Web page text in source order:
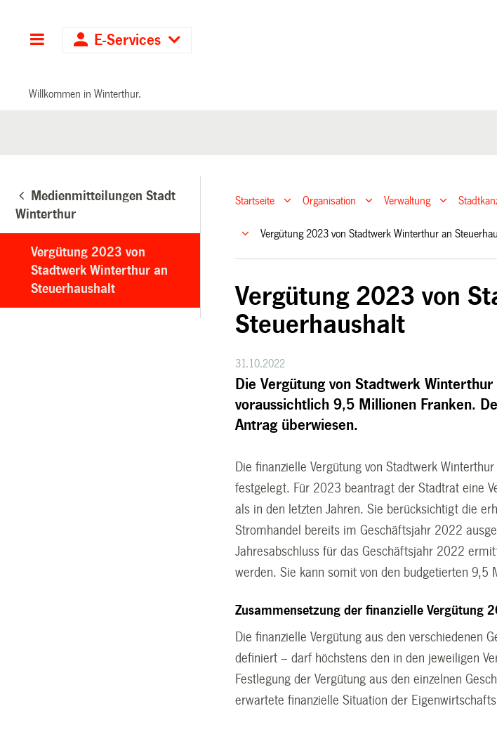
Hauptnavigation
E-Services
Willkommen in Winterthur.
Medienmitteilungen Stadt
Winterthur
Vergütung 2023 von
Stadtwerk Winterthur an
Steuerhaushalt
Startseite Organisation Verwaltung
Vergütung 2023 von Stadtwerk Winterthur an
Vergütung 2023 von
Steuerhaushalt
31.10.2022
Die Vergütung von Stadtwerk
voraussichtlich 9,5 Millionen Franken.
Antrag überwiesen.
Die finanzielle Vergütung von Stadtwerk
festgelegt. Für 2023 beantragt der Stadtrat eine
als in den letzten Jahren. Sie berücksichtigt die
Stromhandel bereits im Geschäftsjahr 2022
Jahresabschluss für das Geschäftsjahr 2022
werden. Sie kann somit von den budgetierten 9,5
Zusammensetzung der finanzielle Vergütung
Die finanzielle Vergütung aus den verschiedenen
definiert – darf höchstens den in den jeweiligen
Festlegung der Vergütung aus den einzelnen
erwartete finanzielle Situation der